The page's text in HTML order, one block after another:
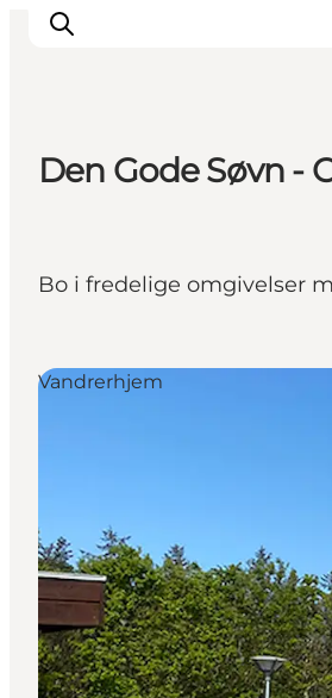
Himmerlandsbyer
DET SKER
Book Oplevelser
Praktisk info
Den Gode Søvn -
Bo i fredelige omgivelser
Vandrerhjem